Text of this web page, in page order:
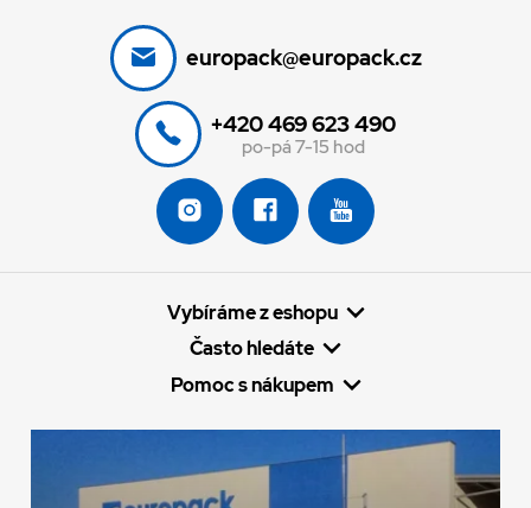
europack@europack.cz
+420 469 623 490
po-pá 7-15 hod
Vybíráme z eshopu
Často hledáte
Pomoc s nákupem